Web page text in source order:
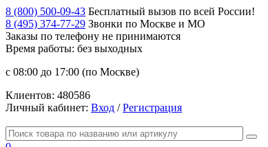
8 (800) 500-09-43 Бесплатный вызов по всей России!
8 (495) 374-77-29 Звонки по Москве и МО
Заказы по телефону не принимаются
Время работы: без выходных
с 08:00 до 17:00 (по Москве)
Клиентов: 480586
Личный кабинет: Вход /Регистрация